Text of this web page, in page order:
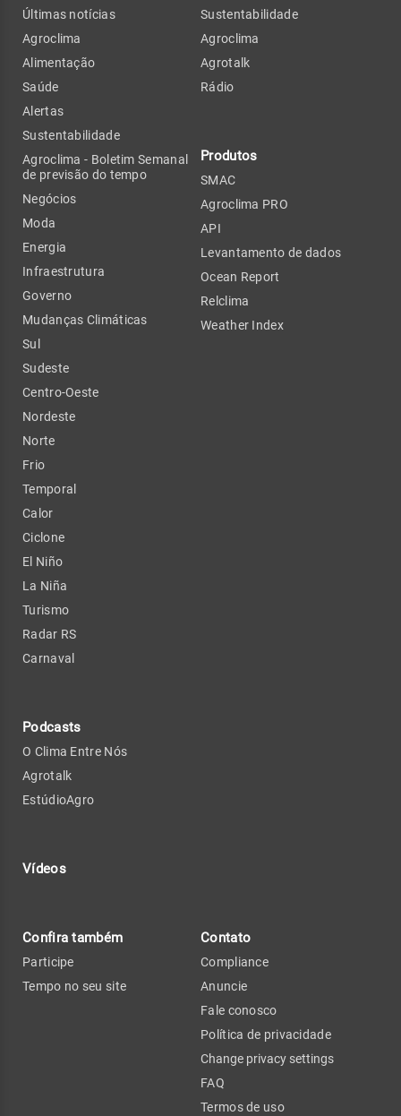
Últimas notícias
Agroclima
Alimentação
Saúde
Alertas
Sustentabilidade
Agroclima - Boletim Semanal
de previsão do tempo
Negócios
Moda
Energia
Infraestrutura
Governo
Mudanças Climáticas
Sul
Sudeste
Centro-Oeste
Nordeste
Norte
Frio
Temporal
Calor
Ciclone
El Niño
La Niña
Turismo
Radar RS
Carnaval
Podcasts
O Clima Entre Nós
Agrotalk
EstúdioAgro
Vídeos
Sustentabilidade
Agroclima
Agrotalk
Rádio
Produtos
SMAC
Agroclima PRO
API
Levantamento de dados
Ocean Report
Relclima
Weather Index
Confira também
Participe
Tempo no seu site
Contato
Compliance
Anuncie
Fale conosco
Política de privacidade
Change privacy settings
FAQ
Termos de uso